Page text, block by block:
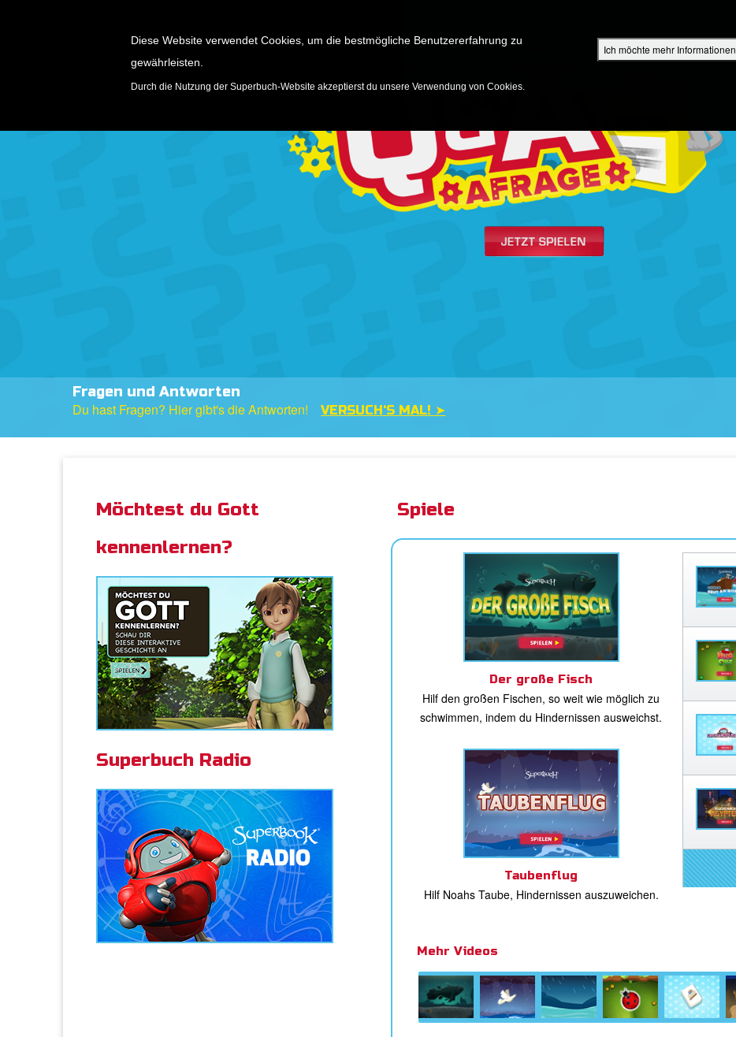
Diese Website verwendet Cookies, um die bestmögliche Benutzererfahrung zu
gewährleisten.
Durch die Nutzung der Superbuch-Website akzeptierst du unsere Verwendung von Cookies.
Ich möchte mehr Informationen
Fragen und Antworten
Du hast Fragen? Hier gibt's die Antworten! VERSUCH‘S MAL! ➤
Möchtest du Gott
kennenlernen?
Superbuch Radio
Spiele
Der große Fisch
Hilf den großen Fischen, so weit wie möglich zu
schwimmen, indem du Hindernissen ausweichst.
Taubenflug
Hilf Noahs Taube, Hindernissen auszuweichen.
Mehr Videos